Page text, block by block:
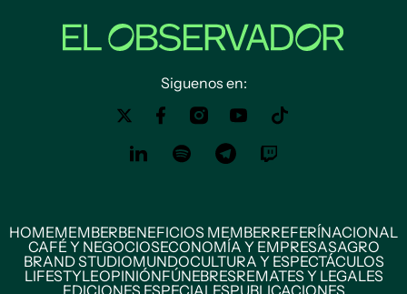
Siguenos en:
HOMEMEMBERBENEFICIOS MEMBERREFERÍNACIONAL
CAFÉ Y NEGOCIOSECONOMÍA Y EMPRESASAGRO
BRAND STUDIOMUNDOCULTURA Y ESPECTÁCULOS
LIFESTYLEOPINIÓNFÚNEBRESREMATES Y LEGALES
EDICIONES ESPECIALESPUBLICACIONES